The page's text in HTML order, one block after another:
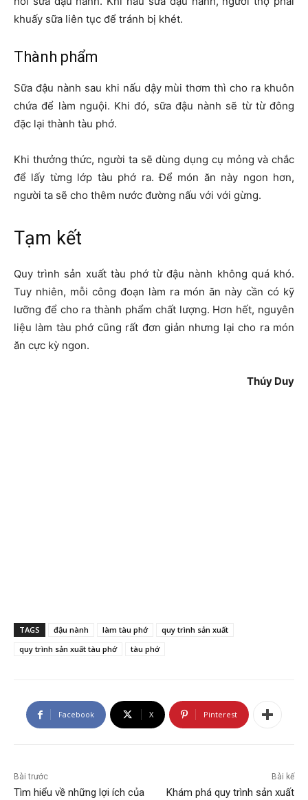
khuấy sữa liên tục để tránh bị khét.
Thành phẩm
Sữa đậu nành sau khi nấu dậy mùi thơm thì cho ra khuôn
chứa để làm nguội. Khi đó, sữa đậu nành sẽ từ từ đông
đặc lại thành tàu phớ.
Khi thưởng thức, người ta sẽ dùng dụng cụ mỏng và chắc
để lấy từng lớp tàu phớ ra. Để món ăn này ngon hơn,
người ta sẽ cho thêm nước đường nấu với với gừng.
Tạm kết
Quy trình sản xuất tàu phớ từ đậu nành không quá khó.
Tuy nhiên, mỗi công đoạn làm ra món ăn này cần có kỹ
lưỡng để cho ra thành phẩm chất lượng. Hơn hết, nguyên
liệu làm tàu phớ cũng rất đơn giản nhưng lại cho ra món
ăn cực kỳ ngon.
Thúy Duy
TAGS đậu nành làm tàu phớ
quy trình sản xuất
quy trình sản xuất tàu phớ
tàu phớ
Facebook X Pinterest
Bài trước
Tìm hiểu về những lợi ích của
Bài kế
Khám phá quy trình sản xuất